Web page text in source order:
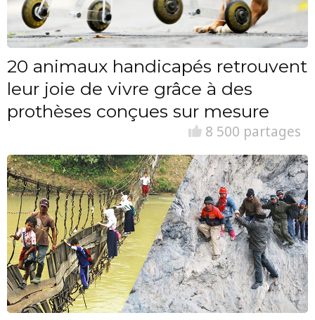
20 animaux handicapés retrouvent
leur joie de vivre grâce à des
prothèses conçues sur mesure
8 500 partages